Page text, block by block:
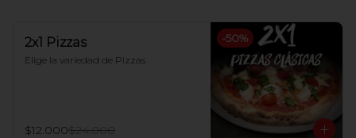
-50%
2x1 Pizzas
Elige la variedad de Pizzas
$12.000$24.000